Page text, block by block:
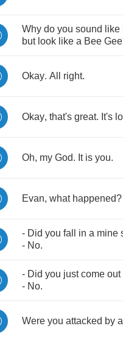
Why do you sound like
but look like a Bee Gee
Okay. All right.
Okay, that's great. It's
Oh, my God. It is you.
Evan, what happened?
- Did you fall in a mine
- No.
- Did you just come out
- No.
Were you attacked by a